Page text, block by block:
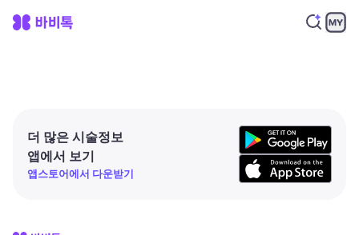
더 많은 시술정보
앱에서 보기
앱스토어에서 다운받기